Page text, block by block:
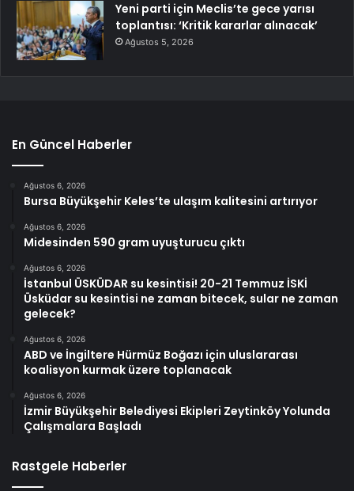
Yeni parti için Meclis’te gece yarısı
toplantısı: ‘Kritik kararlar alınacak’
Ağustos 5, 2026
En Güncel Haberler
Ağustos 6, 2026
Bursa Büyükşehir Keles’te ulaşım kalitesini artırıyor
Ağustos 6, 2026
Midesinden 590 gram uyuşturucu çıktı
Ağustos 6, 2026
İstanbul ÜSKÜDAR su kesintisi! 20-21 Temmuz İSKİ
Üsküdar su kesintisi ne zaman bitecek, sular ne zaman
gelecek?
Ağustos 6, 2026
ABD ve İngiltere Hürmüz Boğazı için uluslararası
koalisyon kurmak üzere toplanacak
Ağustos 6, 2026
İzmir Büyükşehir Belediyesi Ekipleri Zeytinköy Yolunda
Çalışmalara Başladı
Rastgele Haberler